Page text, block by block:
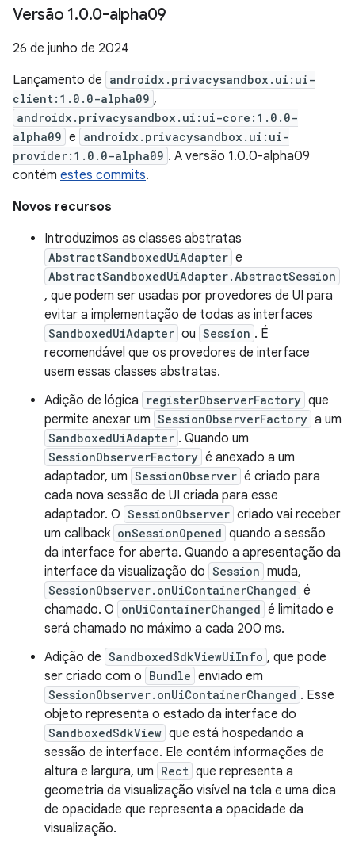
Versão 1.0.0-alpha09
26 de junho de 2024
Lançamento de androidx.privacysandbox.ui:ui-
client:1.0.0-alpha09 ,
androidx.privacysandbox.ui:ui-core:1.0.0-
alpha09 e androidx.privacysandbox.ui:ui-
provider:1.0.0-alpha09 . A versão 1.0.0-alpha09
contém estes commits.
Novos recursos
Introduzimos as classes abstratas
AbstractSandboxedUiAdapter e
AbstractSandboxedUiAdapter.AbstractSession
, que podem ser usadas por provedores de UI para
evitar a implementação de todas as interfaces
SandboxedUiAdapter ou Session . É
recomendável que os provedores de interface
usem essas classes abstratas.
Adição de lógica
registerObserverFactory que
permite anexar um SessionObserverFactory a um
SandboxedUiAdapter . Quando um
SessionObserverFactory é anexado a um
adaptador, um SessionObserver é criado para
cada nova sessão de UI criada para esse
adaptador. O SessionObserver criado vai receber
um callback onSessionOpened quando a sessão
da interface for aberta. Quando a apresentação da
interface da visualização do Session muda,
SessionObserver.onUiContainerChanged é
chamado. O onUiContainerChanged é limitado e
será chamado no máximo a cada 200 ms.
Adição de SandboxedSdkViewUiInfo , que pode
ser criado com o Bundle enviado em
SessionObserver.onUiContainerChanged . Esse
objeto representa o estado da interface do
SandboxedSdkView que está hospedando a
sessão de interface. Ele contém informações de
altura e largura, um Rect que representa a
geometria da visualização visível na tela e uma dica
de opacidade que representa a opacidade da
visualização.